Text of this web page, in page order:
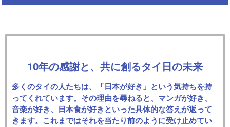
10年の感謝と、共に創るタイ日の未来
多くのタイの人たちは、「日本が好き」という気持ちを持
ってくれています。その理由を尋ねると、マンガが好き、
音楽が好き、日本食が好きといった具体的な答えが返って
きます。これまではそれを当たり前のように受け止めてい